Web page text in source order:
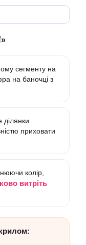
сегменту на
на баночці з
приховати
колір,
витріть